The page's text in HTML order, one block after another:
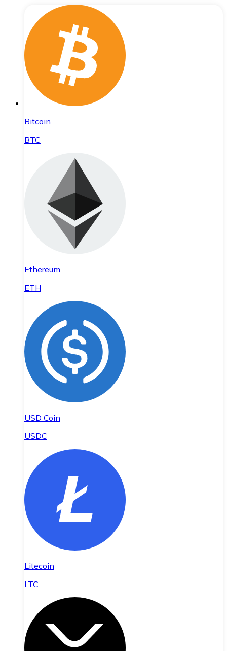
Bitcoin
BTC
Ethereum
ETH
USD Coin
USDC
Litecoin
LTC